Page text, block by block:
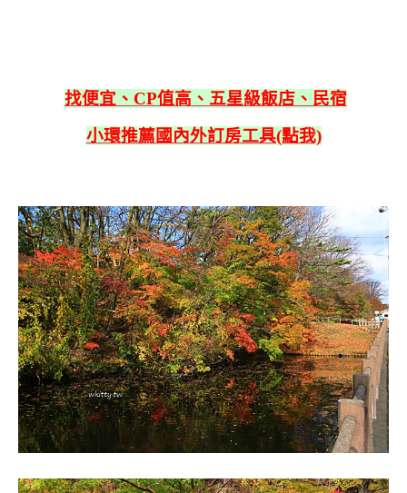
找便宜、CP值高、五星級飯店、民宿
小環推薦國內外訂房工具(點我)